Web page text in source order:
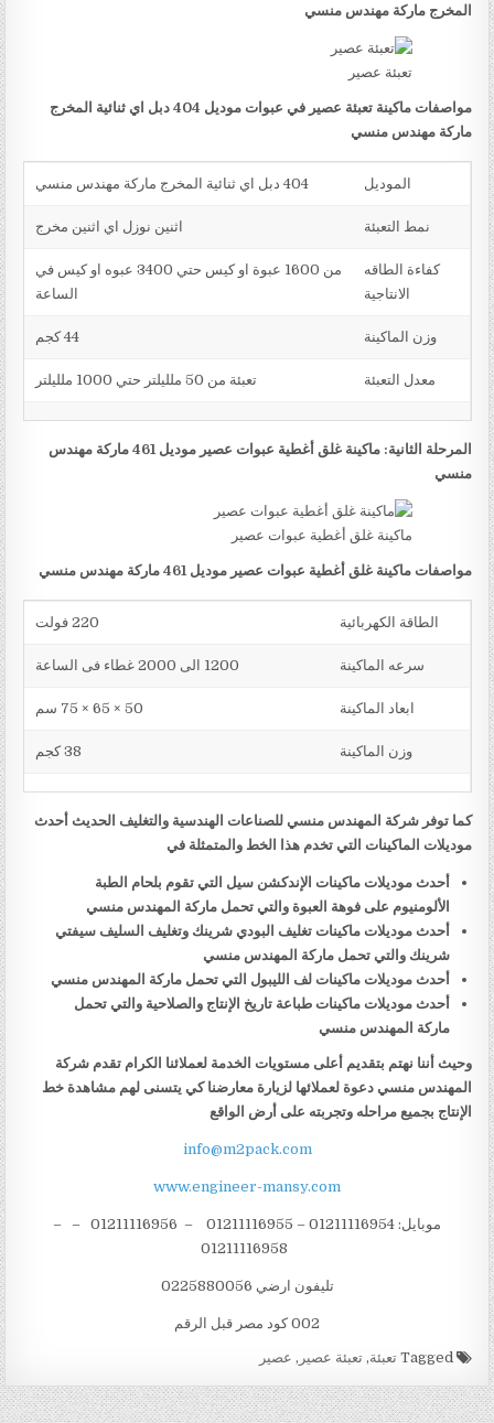
المخرج ماركة مهندس منسي
تعبئة عصير
مواصفات ماكينة تعبئة عصير في عبوات موديل 404 دبل اي ثنائية المخرج
ماركة مهندس منسي
الموديل 404 دبل اي ثنائية المخرج ماركة مهندس منسي
نمط التعبئة اثنين نوزل اي اثنين مخرج
كفاءة الطاقه
الانتاجية
من 1600 عبوة او كيس حتي 3400 عبوه او كيس في
الساعة
وزن الماكينة 44 كجم
معدل التعبئة تعبئة من 50 ملليلتر حتي 1000 ملليلتر
المرحلة الثانية: ماكينة غلق أغطية عبوات عصير موديل 461 ماركة مهندس
منسي
ماكينة غلق أغطية عبوات عصير
مواصفات ماكينة غلق أغطية عبوات عصير موديل 461 ماركة مهندس منسي
الطاقة الكهربائية 220 فولت
سرعه الماكينة 1200 الى 2000 غطاء فى الساعة
ابعاد الماكينة 50 × 65 × 75 سم
وزن الماكينة 38 كجم
كما توفر شركة المهندس منسي للصناعات الهندسية والتغليف الحديث أحدث
موديلات الماكينات التي تخدم هذا الخط والمتمثلة في
أحدث موديلات ماكينات الإندكشن سيل التي تقوم بلحام الطبة
الألومنيوم على فوهة العبوة والتي تحمل ماركة المهندس منسي
أحدث موديلات ماكينات تغليف البودي شرينك وتغليف السليف سيفتي
شرينك والتي تحمل ماركة المهندس منسي
أحدث موديلات ماكينات لف الليبول التي تحمل ماركة المهندس منسي
أحدث موديلات ماكينات طباعة تاريخ الإنتاج والصلاحية والتي تحمل
ماركة المهندس منسي
وحيث أننا نهتم بتقديم أعلى مستويات الخدمة لعملائنا الكرام تقدم شركة
المهندس منسي دعوة لعملائها لزيارة معارضنا كي يتسنى لهم مشاهدة خط
الإنتاج بجميع مراحله وتجربته على أرض الواقع
info@m2pack.com
www.engineer-mansy.com
موبايل: 01211116954 – 01211116955 – 01211116956 – –
تليفون ارضي 0225880056
002 كود مصر قبل الرقم
Tagged تعبئة,تعبئة عصير , عصير